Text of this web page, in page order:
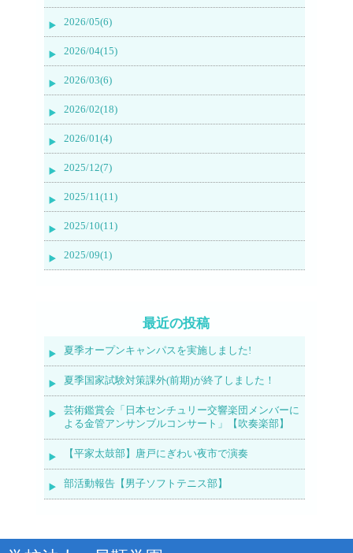
2026/05(6)
2026/04(15)
2026/03(6)
2026/02(18)
2026/01(4)
2025/12(7)
2025/11(11)
2025/10(11)
2025/09(1)
最近の投稿
夏季オープンキャンパスを実施しました!
夏季国家試験対策課外(前期)が終了しました！
芸術鑑賞会「日本センチュリー交響楽団メンバーに
よる金管アンサンブルコンサート」【吹奏楽部】
【平家太鼓部】唐戸にぎわい夜市で演奏
部活動報告【男子ソフトテニス部】